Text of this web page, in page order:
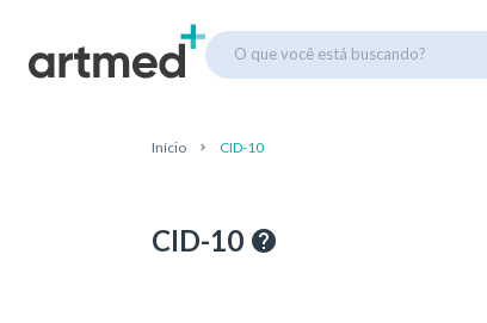
O que você está buscando?
Início CID-10
CID-10